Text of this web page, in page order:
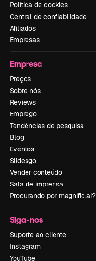
Política de cookies
Central de confiabilidade
Afiliados
Empresas
Empresa
Preços
Sobre nós
Reviews
Emprego
Tendências de pesquisa
Blog
Eventos
Slidesgo
Vender conteúdo
Sala de imprensa
Procurando por magnific.ai?
Siga-nos
Suporte ao cliente
Instagram
YouTube